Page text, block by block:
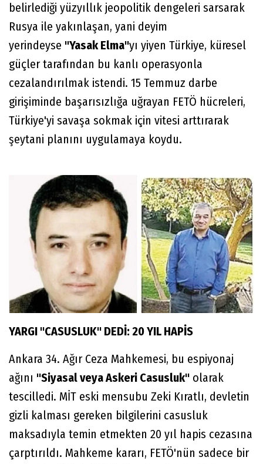
belirlediği yüzyıllık jeopolitik dengeleri sarsarak
Rusya ile yakınlaşan, yani deyim
yerindeyse "Yasak Elma"yı yiyen Türkiye, küresel
güçler tarafından bu kanlı operasyonla
cezalandırılmak istendi. 15 Temmuz darbe
girişiminde başarısızlığa uğrayan FETÖ hücreleri,
Türkiye'yi savaşa sokmak için vitesi arttırarak
şeytani planını uygulamaya koydu.
YARGI "CASUSLUK" DEDİ: 20 YIL HAPİS
Ankara 34. Ağır Ceza Mahkemesi, bu espiyonaj
ağını "Siyasal veya Askeri Casusluk" olarak
tescilledi. MİT eski mensubu Zeki Kıratlı, devletin
gizli kalması gereken bilgilerini casusluk
maksadıyla temin etmekten 20 yıl hapis cezasına
çarptırıldı. Mahkeme kararı, FETÖ'nün sadece bir